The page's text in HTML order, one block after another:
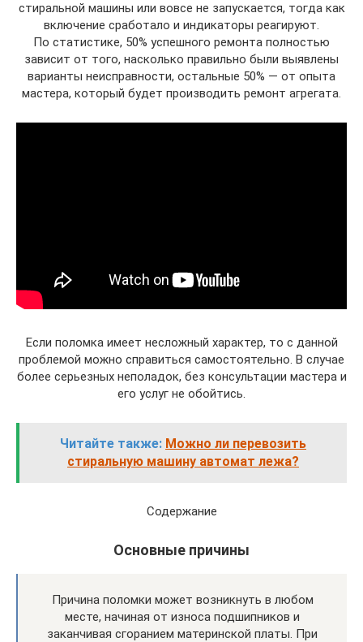
стиральной машины или вовсе не запускается, тогда как
включение сработало и индикаторы реагируют.
По статистике, 50% успешного ремонта полностью
зависит от того, насколько правильно были выявлены
варианты неисправности, остальные 50% — от опыта
мастера, который будет производить ремонт агрегата.
Если поломка имеет несложный характер, то с данной
проблемой можно справиться самостоятельно. В случае
более серьезных неполадок, без консультации мастера и
его услуг не обойтись.
Читайте также: Можно ли перевозить
стиральную машину автомат лежа?
Содержание
Основные причины
Причина поломки может возникнуть в любом
месте, начиная от износа подшипников и
заканчивая сгоранием материнской платы. При